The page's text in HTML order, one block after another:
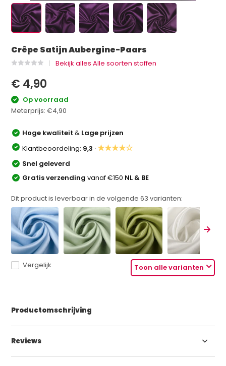
Crêpe Satijn Aubergine-Paars
Bekijk alles Alle soorten stoffen
€ 4,90
Op voorraad
Meterprijs:€4,90
Hoge kwaliteit& Lage prijzen
Klantbeoordeling: 9,3 ·★★★★☆
Snel geleverd
Gratis verzendingvanaf €150 NL & BE
Dit product is leverbaar in de volgende63 varianten:
Toon alle varianten
Vergelijk
Productomschrijving
Reviews